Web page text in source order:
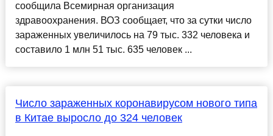
сообщила Всемирная организация
здравоохранения. ВОЗ сообщает, что за сутки число
зараженных увеличилось на 79 тыс. 332 человека и
составило 1 млн 51 тыс. 635 человек ...
Число зараженных коронавирусом нового типа
в Китае выросло до 324 человек